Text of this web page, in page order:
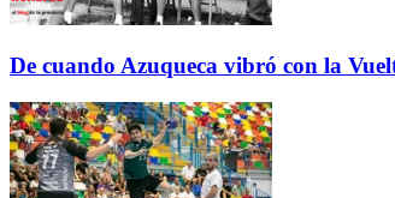
De cuando Azuqueca vibró con la